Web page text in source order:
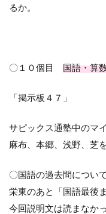
るか。
〇１０個目 国語・算
「掲示板４７」
サピックス通塾中のマ
麻布、本郷、浅野、芝
〇国語の過去問について
栄東のあと「国語最後
今回説明文は読まなか